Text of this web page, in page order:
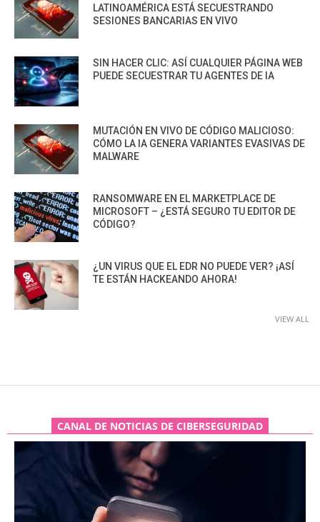
LATINOAMÉRICA ESTÁ SECUESTRANDO
SESIONES BANCARIAS EN VIVO
SIN HACER CLIC: ASÍ CUALQUIER PÁGINA WEB
PUEDE SECUESTRAR TU AGENTES DE IA
MUTACIÓN EN VIVO DE CÓDIGO MALICIOSO:
CÓMO LA IA GENERA VARIANTES EVASIVAS DE
MALWARE
RANSOMWARE EN EL MARKETPLACE DE
MICROSOFT – ¿ESTÁ SEGURO TU EDITOR DE
CÓDIGO?
¿UN VIRUS QUE EL EDR NO PUEDE VER? ¡ASÍ
TE ESTÁN HACKEANDO AHORA!
VIEW ALL
CANAL DE NOTICIAS DE CIBERSEGURIDAD